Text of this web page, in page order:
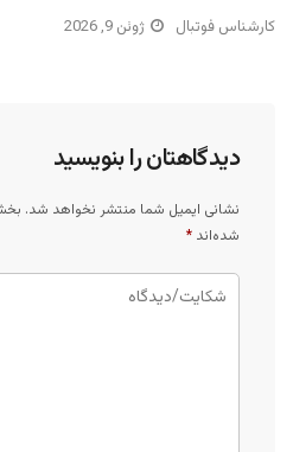
کارشناس فوتبال ژوئن 9, 2026
دیدگاهتان را بنویسید
نشانی ایمیل شما منتشر نخواهد شد.
شده‌اند *